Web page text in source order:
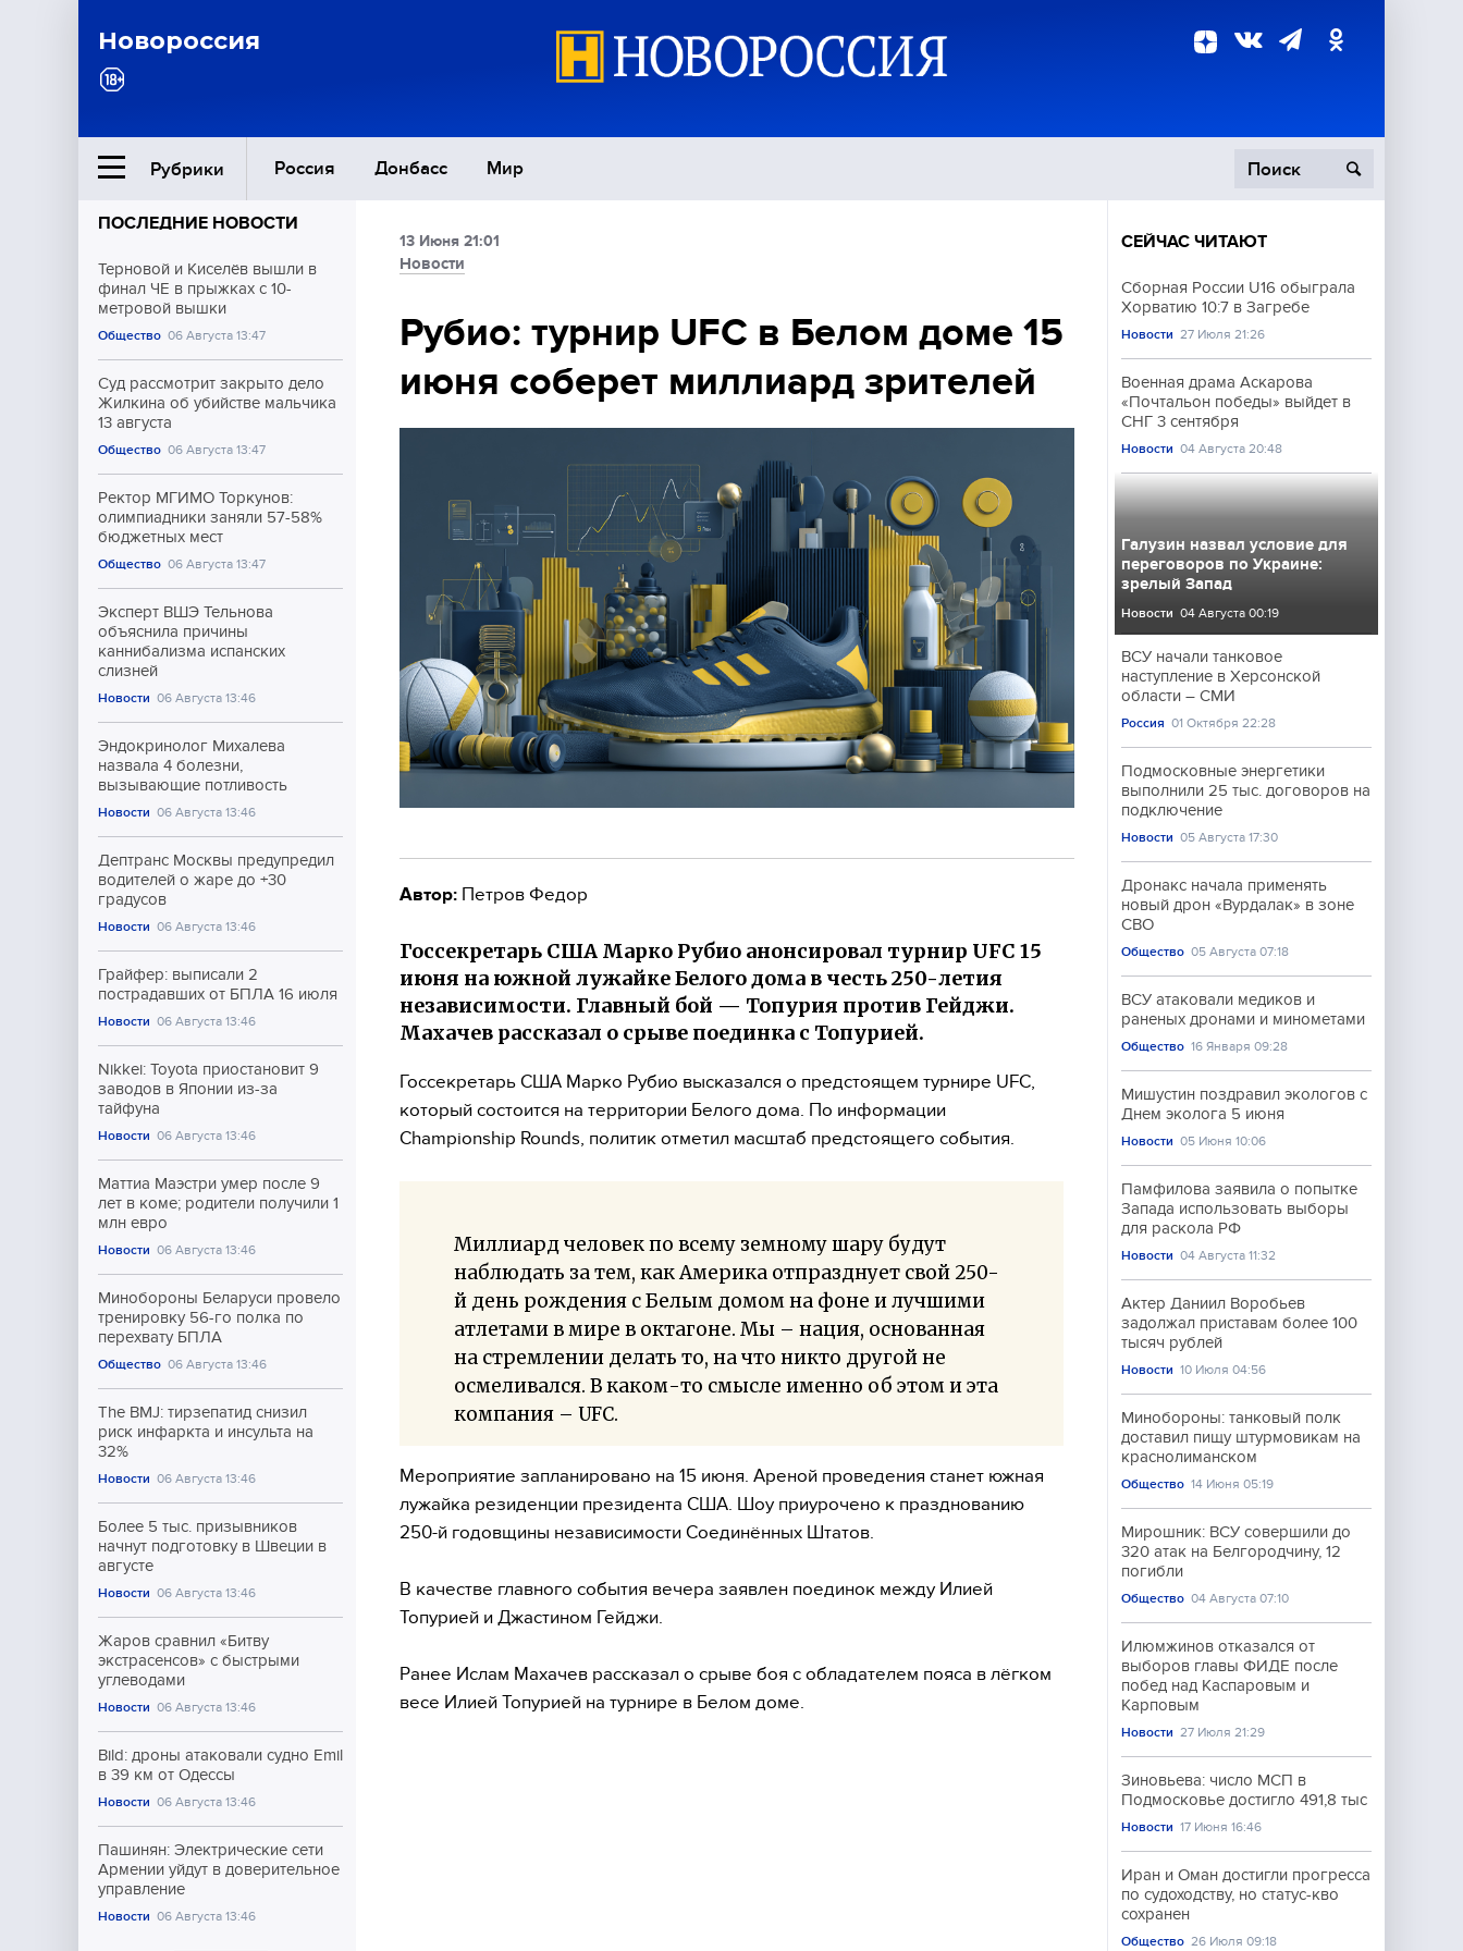
Новороссия
Рубрики Россия Донбасс Мир
Ближний Восток
Общество
Экономика
Происшествия
Культура
Спорт
ПОСЛЕДНИЕ НОВОСТИ
Терновой и Киселёв вышли в
финал ЧЕ в прыжках с 10-
метровой вышки
Общество 06 Августа 13:47
Суд рассмотрит закрыто дело
Жилкина об убийстве мальчика
13 августа
Общество 06 Августа 13:47
Ректор МГИМО Торкунов:
олимпиадники заняли 57-58%
бюджетных мест
Общество 06 Августа 13:47
Эксперт ВШЭ Тельнова
объяснила причины
каннибализма испанских
слизней
Новости 06 Августа 13:46
Эндокринолог Михалева
назвала 4 болезни,
вызывающие потливость
Новости 06 Августа 13:46
Дептранс Москвы предупредил
водителей о жаре до +30
градусов
Новости 06 Августа 13:46
Грайфер: выписали 2
пострадавших от БПЛА 16 июля
Новости 06 Августа 13:46
Nikkei: Toyota приостановит 9
заводов в Японии из-за
тайфуна
Новости 06 Августа 13:46
Маттиа Маэстри умер после 9
лет в коме; родители получили 1
млн евро
Новости 06 Августа 13:46
Минобороны Беларуси провело
тренировку 56-го полка по
перехвату БПЛА
Общество 06 Августа 13:46
The BMJ: тирзепатид снизил
риск инфаркта и инсульта на
32%
Новости 06 Августа 13:46
Более 5 тыс. призывников
начнут подготовку в Швеции в
августе
Новости 06 Августа 13:46
Жаров сравнил «Битву
экстрасенсов» с быстрыми
углеводами
Новости 06 Августа 13:46
Bild: дроны атаковали судно Emil
в 39 км от Одессы
Новости 06 Августа 13:46
Пашинян: Электрические сети
Армении уйдут в доверительное
управление
Новости 06 Августа 13:46
13 Июня 21:01
Новости
Рубио: турнир UFC в Белом доме 15
июня соберет миллиард зрителей
Автор: Петров Федор
Госсекретарь США Марко Рубио анонсировал турнир UFC 15
июня на южной лужайке Белого дома в честь 250-летия
независимости. Главный бой — Топурия против Гейджи.
Махачев рассказал о срыве поединка с Топурией.
Госсекретарь США Марко Рубио высказался о предстоящем турнире UFC,
который состоится на территории Белого дома. По информации
Championship Rounds, политик отметил масштаб предстоящего события.
Миллиард человек по всему земному шару будут
наблюдать за тем, как Америка отпразднует свой 250-
й день рождения с Белым домом на фоне и лучшими
атлетами в мире в октагоне. Мы – нация, основанная
на стремлении делать то, на что никто другой не
осмеливался. В каком-то смысле именно об этом и эта
компания – UFC.
Мероприятие запланировано на 15 июня. Ареной проведения станет южная
лужайка резиденции президента США. Шоу приурочено к празднованию
250-й годовщины независимости Соединённых Штатов.
В качестве главного события вечера заявлен поединок между Илией
Топурией и Джастином Гейджи.
Ранее Ислам Махачев рассказал о срыве боя с обладателем пояса в лёгком
весе Илией Топурией на турнире в Белом доме.
СЕЙЧАС ЧИТАЮТ
Сборная России U16 обыграла
Хорватию 10:7 в Загребе
Новости 27 Июля 21:26
Военная драма Аскарова
«Почтальон победы» выйдет в
СНГ 3 сентября
Новости 04 Августа 20:48
Галузин назвал условие для
переговоров по Украине:
зрелый Запад
Новости 04 Августа 00:19
ВСУ начали танковое
наступление в Херсонской
области – СМИ
Россия 01 Октября 22:28
Подмосковные энергетики
выполнили 25 тыс. договоров на
подключение
Новости 05 Августа 17:30
Дронакс начала применять
новый дрон «Вурдалак» в зоне
СВО
Общество 05 Августа 07:18
ВСУ атаковали медиков и
раненых дронами и минометами
Общество 16 Января 09:28
Мишустин поздравил экологов с
Днем эколога 5 июня
Новости 05 Июня 10:06
Памфилова заявила о попытке
Запада использовать выборы
для раскола РФ
Новости 04 Августа 11:32
Актер Даниил Воробьев
задолжал приставам более 100
тысяч рублей
Новости 10 Июля 04:56
Минобороны: танковый полк
доставил пищу штурмовикам на
краснолиманском
Общество 14 Июня 05:19
Мирошник: ВСУ совершили до
320 атак на Белгородчину, 12
погибли
Общество 04 Августа 07:10
Илюмжинов отказался от
выборов главы ФИДЕ после
побед над Каспаровым и
Карповым
Новости 27 Июля 21:29
Зиновьева: число МСП в
Подмосковье достигло 491,8 тыс
Новости 17 Июня 16:46
Иран и Оман достигли прогресса
по судоходству, но статус-кво
сохранен
Общество 26 Июля 09:18